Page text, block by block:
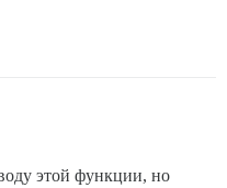
этой функции, но